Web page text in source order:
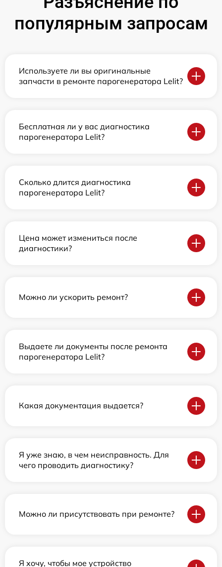
популярным запросам
Используете ли вы оригинальные
запчасти в ремонте парогенератора Lelit?
Бесплатная ли у вас диагностика
парогенератора Lelit?
Сколько длится диагностика
парогенератора Lelit?
Цена может измениться после
диагностики?
Можно ли ускорить ремонт?
Выдаете ли документы после ремонта
парогенератора Lelit?
Какая документация выдается?
Я уже знаю, в чем неисправность. Для
чего проводить диагностику?
Можно ли присутствовать при ремонте?
Я хочу, чтобы мое устройство